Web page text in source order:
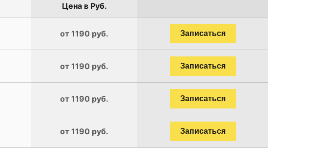
Цена в Руб.
от 1190 руб. Записаться
от 1190 руб. Записаться
от 1190 руб. Записаться
от 1190 руб. Записаться